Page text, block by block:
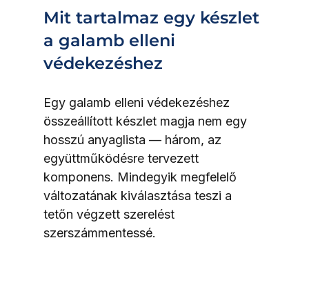
Mit tartalmaz egy készlet
a galamb elleni
védekezéshez
Egy galamb elleni védekezéshez
összeállított készlet magja nem egy
hosszú anyaglista — három, az
együttműködésre tervezett
komponens. Mindegyik megfelelő
változatának kiválasztása teszi a
tetőn végzett szerelést
szerszámmentessé.